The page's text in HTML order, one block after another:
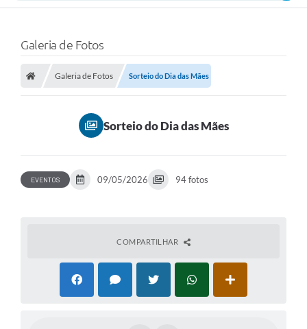
Galeria de Fotos
Galeria de Fotos Sorteio do Dia das Mães
Sorteio do Dia das Mães
EVENTOS 09/05/2026 94 fotos
COMPARTILHAR